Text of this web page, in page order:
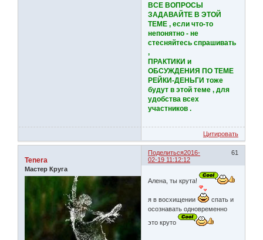
ВСЕ ВОПРОСЫ
ЗАДАВАЙТЕ В ЭТОЙ
ТЕМЕ , если что-то
непонятно - не
стесняйтесь спрашивать
,
ПРАКТИКИ и
ОБСУЖДЕНИЯ ПО ТЕМЕ
РЕЙКИ-ДЕНЬГИ тоже
будут в этой теме , для
удобства всех
участников .
Цитировать
Поделиться 61
2016-
02-19 11:12:12
Tenera
Мастер Круга
Алена, ты крута!
я в восхищении
спать и
осознавать одновременно
это круто